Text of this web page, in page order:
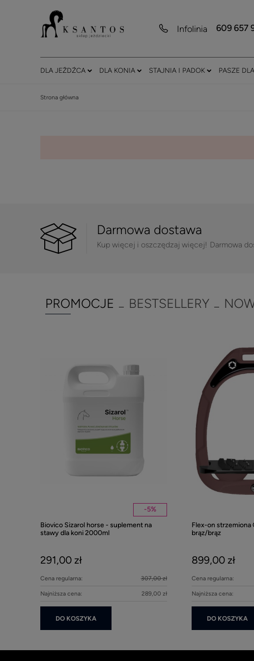
Infolinia 609 657
DLA JEŹDŹCA DLA KONIA STAJNIA I PADOK PASZE
Strona główna
Darmowa dostawa
Kup więcej i oszczędzaj więcej! Darmowa
PROMOCJE BESTSELLERY
-5%
Biovico Sizarol horse - suplement na
stawy dla koni 2000ml
291,00 zł
Cena regularna: 307,00 zł
Najniższa cena: 289,00 zł
DO KOSZYKA
Flex-on strzemiona
brąz/brąz
899,00 zł
Cena regularna:
Najniższa cena:
DO KOSZYKA